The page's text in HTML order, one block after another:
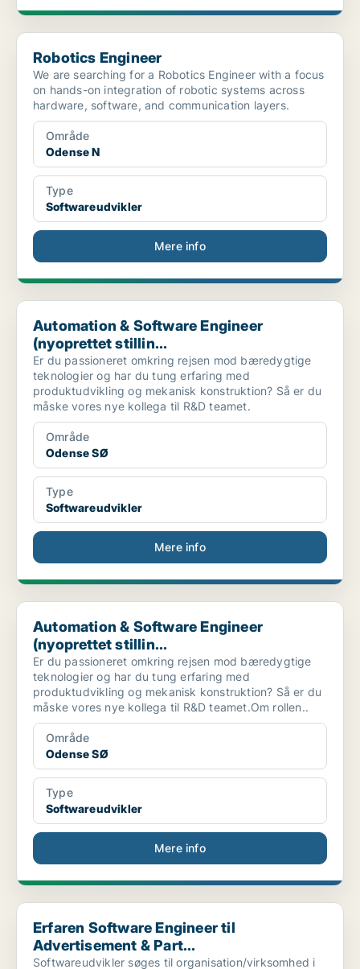
Robotics Engineer
Robotics Engineer
We are searching for a Robotics Engineer with a focus
on hands-on integration of robotic systems across
hardware, software, and communication layers.
Område
Odense N
Type
Softwareudvikler
Mere info
Automation & Software Engineer (nyoprettet stillin...
Automation & Software Engineer
(nyoprettet stillin...
Er du passioneret omkring rejsen mod bæredygtige
teknologier og har du tung erfaring med
produktudvikling og mekanisk konstruktion? Så er du
måske vores nye kollega til R&D teamet.
Område
Odense SØ
Type
Softwareudvikler
Mere info
Automation & Software Engineer (nyoprettet stillin...
Automation & Software Engineer
(nyoprettet stillin...
Er du passioneret omkring rejsen mod bæredygtige
teknologier og har du tung erfaring med
produktudvikling og mekanisk konstruktion? Så er du
måske vores nye kollega til R&D teamet.Om rollen..
Område
Odense SØ
Type
Softwareudvikler
Mere info
Erfaren Software Engineer til Advertisement & Part...
Erfaren Software Engineer til
Advertisement & Part...
Softwareudvikler søges til organisation/virksomhed i